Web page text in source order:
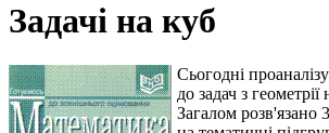
Задачі на куб
Сьогодні
до задач з
Загалом розв'язано